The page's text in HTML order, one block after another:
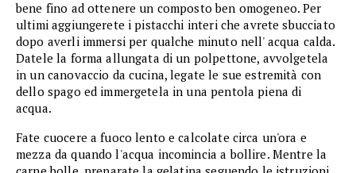
bene fino ad ottenere un composto ben omogeneo. Per
ultimi aggiungerete i pistacchi interi che avrete sbucciato
dopo averli immersi per qualche minuto nell' acqua calda.
Datele la forma allungata di un polpettone, avvolgetela
in un canovaccio da cucina, legate le sue estremità con
dello spago ed immergetela in una pentola piena di
acqua.
Fate cuocere a fuoco lento e calcolate circa un'ora e
mezza da quando l'acqua incomincia a bollire. Mentre la